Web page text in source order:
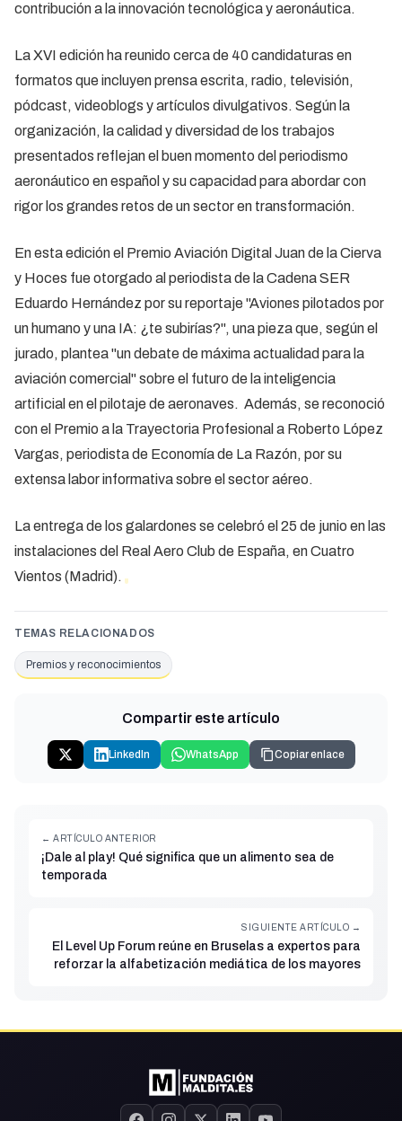
contribución a la innovación tecnológica y aeronáutica.
La XVI edición ha reunido cerca de 40 candidaturas en
formatos que incluyen prensa escrita, radio, televisión,
pódcast, videoblogs y artículos divulgativos. Según la
organización, la calidad y diversidad de los trabajos
presentados reflejan el buen momento del periodismo
aeronáutico en español y su capacidad para abordar con
rigor los grandes retos de un sector en transformación.
En esta edición el Premio Aviación Digital Juan de la Cierva
y Hoces fue otorgado al periodista de la Cadena SER
Eduardo Hernández por su reportaje "Aviones pilotados por
un humano y una IA: ¿te subirías?", una pieza que, según el
jurado, plantea "un debate de máxima actualidad para la
aviación comercial" sobre el futuro de la inteligencia
artificial en el pilotaje de aeronaves. Además, se reconoció
con el Premio a la Trayectoria Profesional a Roberto López
Vargas, periodista de Economía de La Razón, por su
extensa labor informativa sobre el sector aéreo.
La entrega de los galardones se celebró el 25 de junio en las
instalaciones del Real Aero Club de España, en Cuatro
Vientos (Madrid).
TEMAS RELACIONADOS
Premios y reconocimientos
Compartir este artículo
LinkedIn WhatsApp Copiar enlace
← ARTÍCULO ANTERIOR
¡Dale al play! Qué significa que un alimento sea de
temporada
SIGUIENTE ARTÍCULO →
El Level Up Forum reúne en Bruselas a expertos para
reforzar la alfabetización mediática de los mayores